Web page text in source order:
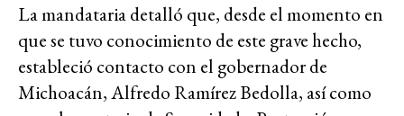
La mandataria detalló que, desde el momento en
que se tuvo conocimiento de este grave hecho,
estableció contacto con el gobernador de
Michoacán, Alfredo Ramírez Bedolla, así como